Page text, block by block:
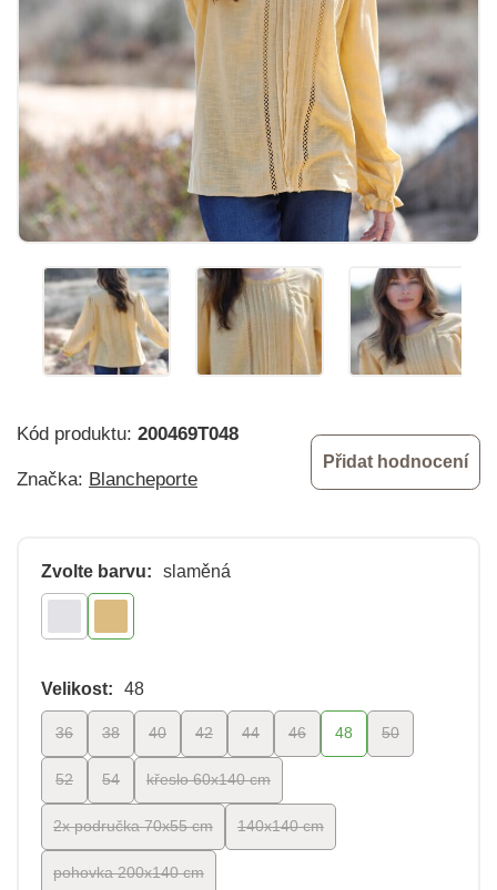
Kód produktu: 200469T048
Značka: Blancheporte
Přidat hodnocení
Zvolte barvu: slaměná
Velikost: 48
36 38 40 42 44 46 48 50
52 54 křeslo 60x140 cm
2x područka 70x55 cm 140x140 cm
pohovka 200x140 cm